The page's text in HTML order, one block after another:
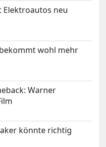
Elektroautos neu
wohl mehr
Warner
könnte richtig